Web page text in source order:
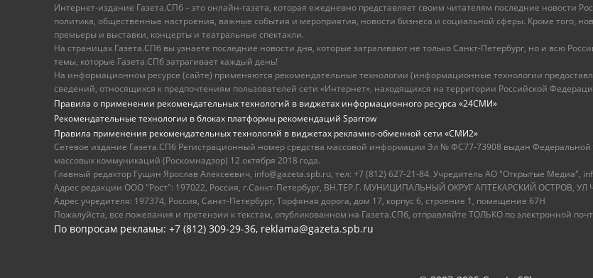
Интернет-издание Газета.СПб – это онлайн-газета, которая ежедневно представляет своим читателям последние новости
политика, общественные настроения, важные события и мероприятия, новости бизнеса и социальной сферы. Кроме того,
премьеры и выставки, концерты и театральные спектакли.
На страницах Газета.СПб вы узнаете последние новости дня, которые затрагивают не только Санкт-Петербург, но и всю
темы, которые Газета.СПб затрагивает каждый день!
На информационном ресурсе (сайте) применяются рекомендательные технологии (информационные технологии
сведений, относящихся к предпочтениям пользователей сети «Интернет», находящихся на территории Российской
Правила о применении рекомендательных технологий в виджетах информационного ресурса «24СМИ»
Рекомендательные технологии в блоках платформы рекомендаций Sparrow
Правила применения рекомендательных технологий в виджетах рекламно-обменной сети «СМИ2»
Сетевое издание Газета.СПб Регистрационный номер средства массовой информации Эл № ФС77-73908 выдан
массовых коммуникаций (Роскомнадзор) 12 октября 2018 года.
Главный редактор Гущин Ярослав Алексеевич, info@gazeta.spb.ru, тел: +7 (812) 627-21-84. Учредитель АО "Открытые Медиа",
Адрес редакции ООО "Рост": 197022, Россия, г.Санкт-Петербург, ВН.ТЕР.Г. МУНИЦИПАЛЬНЫЙ ОКРУГ АПТЕКАРСКИЙ ОСТРОВ,
Адрес учредителя: 197374, Россия, Санкт-Петербург, Торфяная дорога, дом 17, корпус 6, строение 1, помещение 67Н
Пожалуйста, все пожелания и претензии к текстам, опубликованном на Газета.СПб, отправляйте ТОЛЬКО по электронной
По вопросам рекламы: +7 (812) 309-29-36, reklama@gazeta.spb.ru